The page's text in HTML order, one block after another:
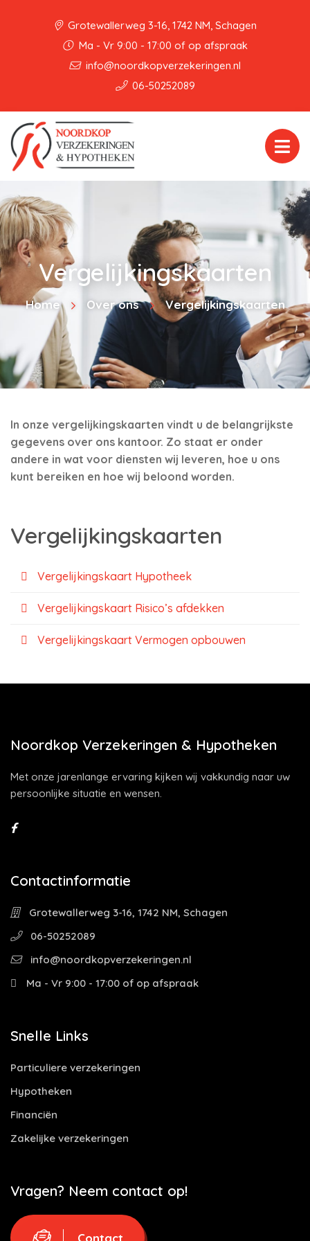
Grotewallerweg 3-16, 1742 NM, Schagen
Ma - Vr 9:00 - 17:00 of op afspraak
info@noordkopverzekeringen.nl
06-50252089
Vergelijkingskaarten
Home Over ons Vergelijkingskaarten
In onze vergelijkingskaarten vindt u de belangrijkste
gegevens over ons kantoor. Zo staat er onder
andere in wat voor diensten wij leveren, hoe u ons
kunt bereiken en hoe wij beloond worden.
Vergelijkingskaarten
Vergelijkingskaart Hypotheek
Vergelijkingskaart Risico’s afdekken
Vergelijkingskaart Vermogen opbouwen
Noordkop Verzekeringen & Hypotheken
Met onze jarenlange ervaring kijken wij vakkundig naar uw
persoonlijke situatie en wensen.
Contactinformatie
Grotewallerweg 3-16, 1742 NM, Schagen
06-50252089
info@noordkopverzekeringen.nl
Ma - Vr 9:00 - 17:00 of op afspraak
Snelle Links
Particuliere verzekeringen
Hypotheken
Financiën
Zakelijke verzekeringen
Vragen? Neem contact op!
Contact